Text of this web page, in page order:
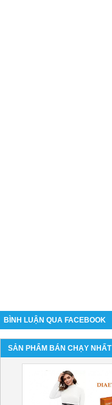
BÌNH LUẬN QUA FACEBOOK
SẢN PHẨM BÁN CHẠY NHẤT